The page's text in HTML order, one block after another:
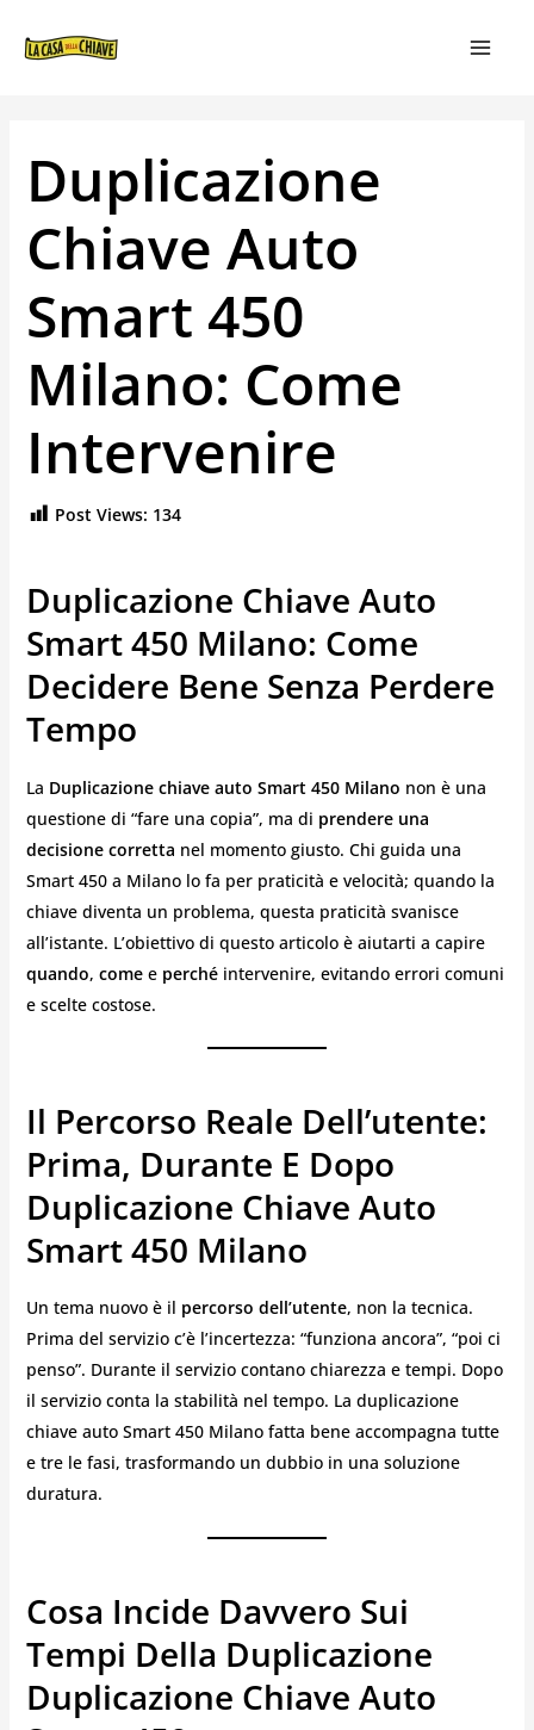
Duplicazione
Chiave Auto
Smart 450
Milano: Come
Intervenire
Post Views: 134
Duplicazione Chiave Auto
Smart 450 Milano: Come
Decidere Bene Senza Perdere
Tempo
La Duplicazione chiave auto Smart 450 Milano non è una
questione di “fare una copia”, ma di prendere una
decisione corretta nel momento giusto. Chi guida una
Smart 450 a Milano lo fa per praticità e velocità; quando la
chiave diventa un problema, questa praticità svanisce
all’istante. L’obiettivo di questo articolo è aiutarti a capire
quando, comee perchéintervenire, evitando errori comuni
e scelte costose.
Il Percorso Reale Dell’utente:
Prima, Durante E Dopo
Duplicazione Chiave Auto
Smart 450 Milano
Un tema nuovo è il percorso dell’utente, non la tecnica.
Prima del servizio c’è l’incertezza: “funziona ancora”, “poi ci
penso”. Durante il servizio contano chiarezza e tempi. Dopo
il servizio conta la stabilità nel tempo. La duplicazione
chiave auto Smart 450 Milano fatta bene accompagna tutte
e tre le fasi, trasformando un dubbio in una soluzione
duratura.
Cosa Incide Davvero Sui
Tempi Della Duplicazione
Duplicazione Chiave Auto
ARTICOLI